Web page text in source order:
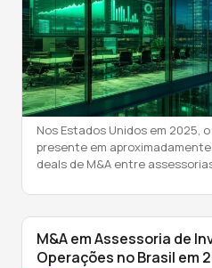
Nos Estados Unidos em 2025,
presente em
deals de M&A entre
trilhões em ativos — 23% de
representarem apenas 3,7%
M&A em Assessoria de
Operações no Brasil em